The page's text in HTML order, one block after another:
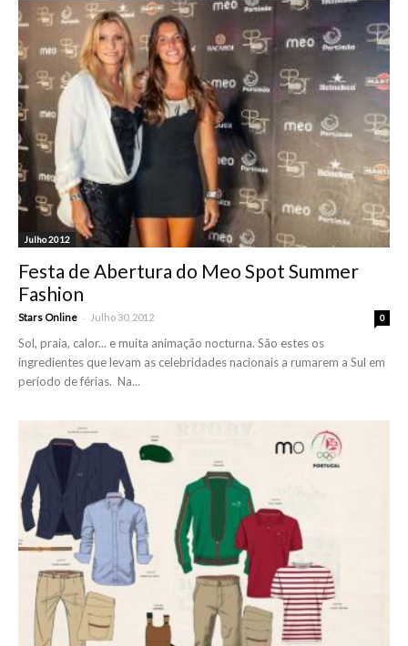
Julho 2012
Festa de Abertura do Meo Spot Summer
Fashion
Stars Online - Julho 30, 2012 0
Sol, praia, calor... e muita animação nocturna. São estes os
ingredientes que levam as celebridades nacionais a rumarem a Sul em
período de férias. Na...